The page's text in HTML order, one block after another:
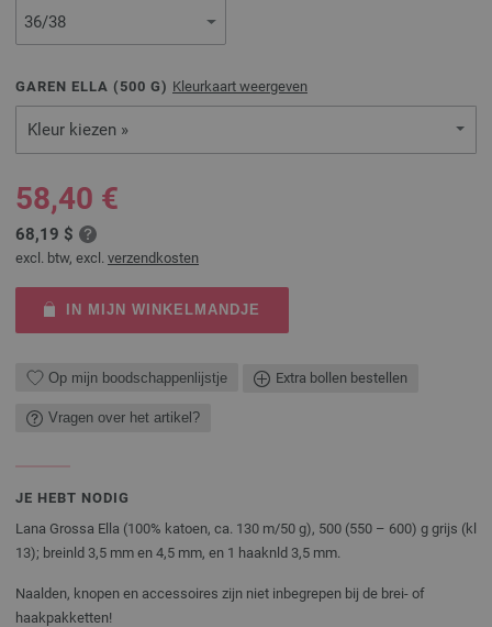
GAREN ELLA ( 500 G) Kleurkaart weergeven
Kleur kiezen »
58,40 €
68,19 $
excl. btw, excl. verzendkosten
IN MIJN WINKELMANDJE
Op mijn boodschappenlijstje Extra bollen bestellen
Vragen over het artikel?
JE HEBT NODIG
Lana Grossa Ella (100% katoen, ca. 130 m/50 g), 500 (550 – 600) g grijs (kl
13); breinld 3,5 mm en 4,5 mm, en 1 haaknld 3,5 mm.
Naalden, knopen en accessoires zijn niet inbegrepen bij de brei- of
haakpakketten!